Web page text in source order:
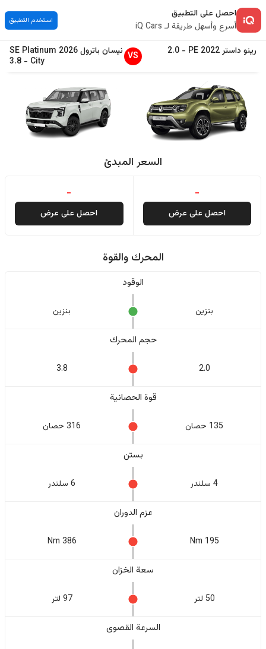
احصل على التطبيق
أسرع وأسهل طريقة لـ iQ Cars
استخدم التطبيق
رينو داستر2022
PE
-
2.0
VS نيسان باترول2026
SE Platinum
City
-
3.8
السعر المبدئ
-
احصل على عرض
-
احصل على عرض
المحرك والقوة
الوقود
بنزين بنزين
حجم المحرك
2.0
3.8
قوة الحصانية
135 حصان 316 حصان
بستن
4 سلندر 6 سلندر
عزم الدوران
195 Nm
386 Nm
سعة الخزان
50 لتر 97 لتر
السرعة القصوى